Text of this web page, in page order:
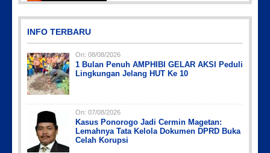
IMG_20230730_152959
Picsart_23-04-10_00-36-15-097
Picsart_23-04-12_11-55-35-604
Picsart_23-04-12_12-24-51-034
Picsart_23-04-02_13-27-26-448
IMG-20191006-WA0043
INFO TERBARU
On: 08/08/2026
1 Bulan Penuh AMPHIBI GELAR AKSI Peduli
Lingkungan Jelang HUT Ke 10
On: 07/08/2026
Kasus Ponorogo Jadi Cermin Magetan:
Lemahnya Tata Kelola Dokumen DPRD Buka
Celah Korupsi